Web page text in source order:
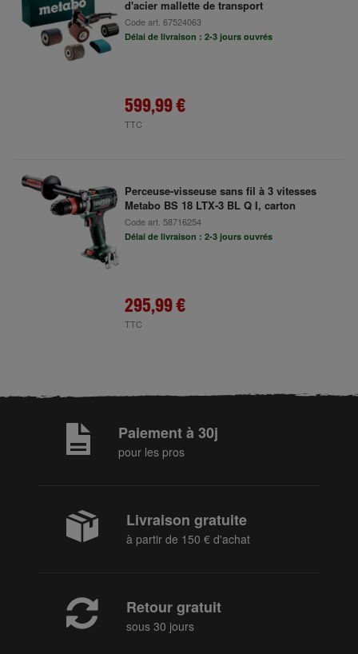
d'acier mallette de transport
Code art. 67524063
Délai de livraison : 2-3 jours ouvrés
599,99 €
TTC
Perceuse-visseuse sans fil à 3 vitesses
Metabo BS 18 LTX-3 BL Q I, carton
Code art. 58716254
Délai de livraison : 2-3 jours ouvrés
295,99 €
TTC
Paiement à 30j
pour les pros
Livraison gratuite
à partir de 150 € d'achat
Retour gratuit
sous 30 jours